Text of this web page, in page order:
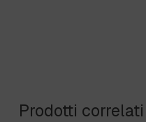
Prodotti correlati